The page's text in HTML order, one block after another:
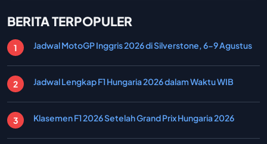
BERITA TERPOPULER
Jadwal MotoGP Inggris 2026 di Silverstone, 6-9 Agustus
Jadwal Lengkap F1 Hungaria 2026 dalam Waktu WIB
Klasemen F1 2026 Setelah Grand Prix Hungaria 2026